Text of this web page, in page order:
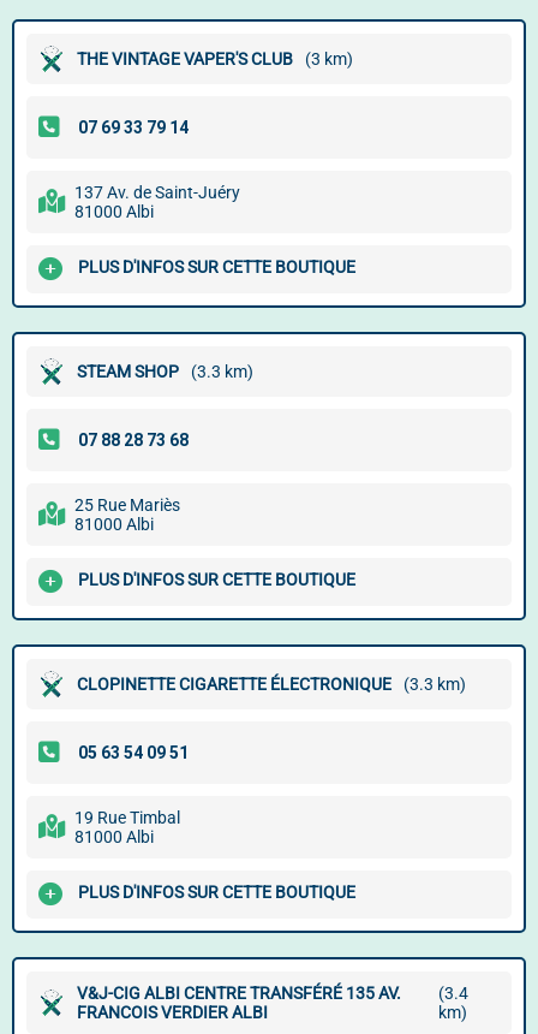
THE VINTAGE VAPER'S CLUB (3 km)
137 Av. de Saint-Juéry
81000 Albi
PLUS D'INFOS SUR CETTE BOUTIQUE
STEAM SHOP (3.3 km)
25 Rue Mariès
81000 Albi
PLUS D'INFOS SUR CETTE BOUTIQUE
CLOPINETTE CIGARETTE ÉLECTRONIQUE (3.3 km)
19 Rue Timbal
81000 Albi
PLUS D'INFOS SUR CETTE BOUTIQUE
V&J-CIG ALBI CENTRE TRANSFÉRÉ 135 AV.
FRANCOIS VERDIER ALBI
(3.4
km)